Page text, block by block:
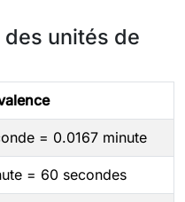
unités de
= 0.0167 minute
= 60 secondes